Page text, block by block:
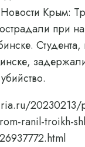
Крым:
при
Студента,
20230213/
ranil-troikh-